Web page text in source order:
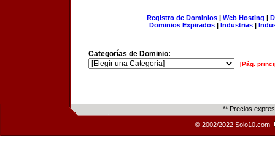
Registro de Dominios| Web Hosting |
Dominios Expirados | Industrias |
Categorías de Dominio:
[Pág.
** Precios
© 2002/2022 Solo10.com